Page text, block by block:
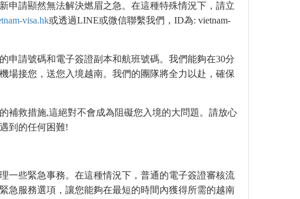
申請顯然無法解決燃眉之急。在這種特殊情況下，請立
visa.hk或透過LINE或微信聯繫我們，ID為: vietnam-
申請號碼和電子簽證副本和航班號碼。我們能夠在30分
場接您，送您入境越南。我們的團隊將全力以赴，確保
補救措施,這絕對不會成為阻礙您入境的大問題。請放心
到的任何困難!
一些緊急事務。在這種情況下，普通的電子簽證審核流
急服務選項，讓您能夠在最短的時間內獲得所需的越南